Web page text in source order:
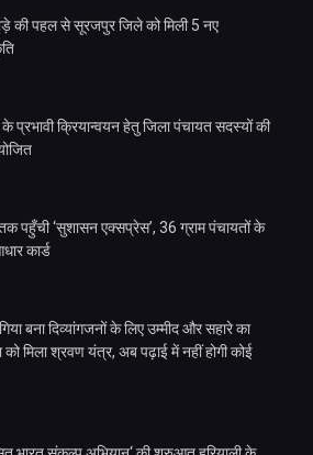
की पहल से सूरजपुर जिले को मिली 5 नए
के प्रभावी क्रियान्वयन हेतु जिला पंचायत सदस्यों की
पहुँची ‘सुशासन एक्सप्रेस’, 36 ग्राम पंचायतों के
कार्ड
बना दिव्यांगजनों के लिए उम्मीद और सहारे का
मिला श्रवण यंत्र, अब पढ़ाई में नहीं होगी कोई